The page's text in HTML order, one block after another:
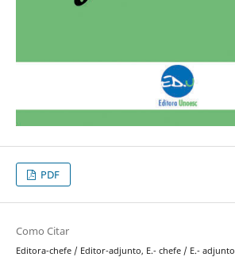
PDF
Como Citar
Editora-chefe / Editor-adjunto, E.- chefe / E.-